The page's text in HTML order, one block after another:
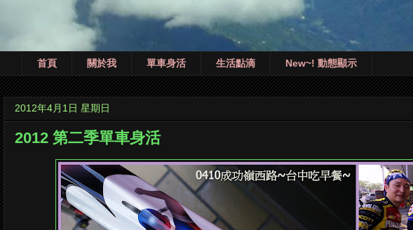
首頁 關於我 單車身活 生活點滴 New~! 動態顯示
2012年4月1日 星期日
2012 第二季單車身活